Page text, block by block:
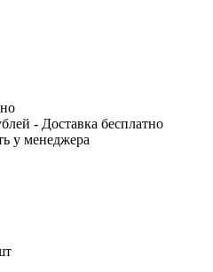
- Доставка бесплатно
у менеджера